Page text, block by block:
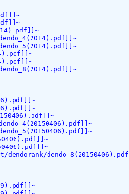
dendo_4(2014).pdf]]~
dendo_5(2014).pdf]]~
dendo_8(2014).pdf]]~
dendorank/